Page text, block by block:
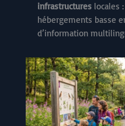
infrastructures locales
hébergements basse
d’information